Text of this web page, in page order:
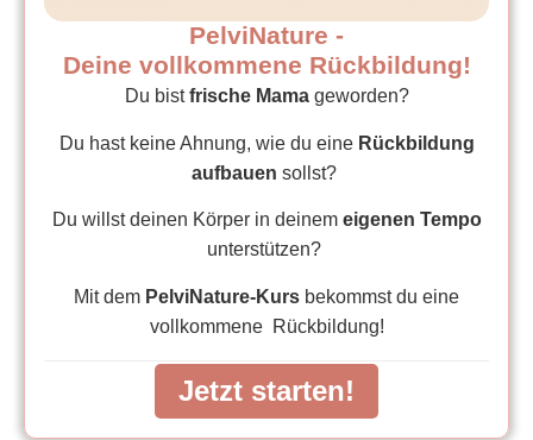
PelviNature -
Deine vollkommene Rückbildung!
Du bistfrische Mamageworden?
Du hast keine Ahnung, wie du eineRückbildung
aufbauen sollst?
Du willst deinen Körper in deinem eigenen Tempo
unterstützen?
Mit dem PelviNature-Kurs bekommst du eine
vollkommene Rückbildung!
Jetzt starten!